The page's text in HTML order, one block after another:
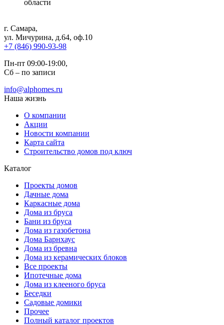
области
г. Самара,
ул. Мичурина, д.64, оф.10
+7 (846) 990-93-98
Пн-пт 09:00-19:00,
Сб – по записи
info@alphomes.ru
Наша жизнь
О компании
Акции
Новости компании
Карта сайта
Строительство домов под ключ
Каталог
Проекты домов
Дачные дома
Каркасные дома
Дома из бруса
Бани из бруса
Дома из газобетона
Дома Барнхаус
Дома из бревна
Дома из керамических блоков
Все проекты
Ипотечные дома
Дома из клееного бруса
Беседки
Садовые домики
Прочее
Полный каталог проектов